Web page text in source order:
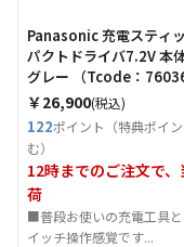
Panasonic 充電スティ
パクトドライバ7.2V 本
グレー （Tcode：
￥26,900(税込)
122ポイント（特典ポイ
む）
12時までのご注文で、
荷
■普段お使いの充電工具と
イッチ操作感覚です...